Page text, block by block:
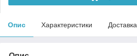
Опис Характеристики Доставка